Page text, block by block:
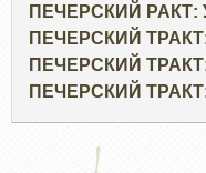
ПЕЧЕРСКИЙ
ПЕЧЕРСКИЙ
ПЕЧЕРСКИЙ
ПЕЧЕРСКИЙ